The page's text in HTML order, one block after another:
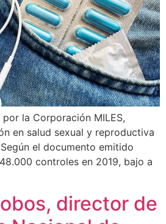
la Corporación MILES,
en salud sexual y reproductiva
el documento emitido
controles en 2019, bajo a
director de